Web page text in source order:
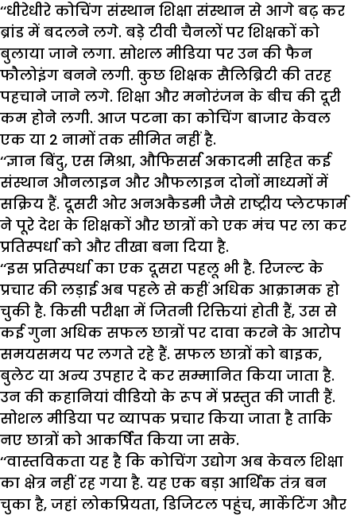
‘‘धीरेधीरे कोचिंग संस्थान शिक्षा संस्थान से आगे बढ़ कर
ब्रांड में बदलने लगे. बड़े टीवी चैनलों पर शिक्षकों को
बुलाया जाने लगा. सोशल मीडिया पर उन की फैन
फौलोइंग बनने लगी. कुछ शिक्षक सैलिब्रिटी की तरह
पहचाने जाने लगे. शिक्षा और मनोरंजन के बीच की दूरी
कम होने लगी. आज पटना का कोचिंग बाजार केवल
एक या 2 नामों तक सीमित नहीं है.
‘‘ज्ञान बिंदु, एस मिश्रा, औफिसर्स अकादमी सहित कई
संस्थान औनलाइन और औफलाइन दोनों माध्यमों में
सक्रिय हैं. दूसरी ओर अनअकैडमी जैसे राष्ट्रीय प्लेटफार्म
ने पूरे देश के शिक्षकों और छात्रों को एक मंच पर ला कर
प्रतिस्पर्धा को और तीखा बना दिया है.
‘‘इस प्रतिस्पर्धा का एक दूसरा पहलू भी है. रिजल्ट के
प्रचार की लड़ाई अब पहले से कहीं अधिक आक्रामक हो
चुकी है. किसी परीक्षा में जितनी रिक्तियां होती हैं, उस से
कई गुना अधिक सफल छात्रों पर दावा करने के आरोप
समयसमय पर लगते रहे हैं. सफल छात्रों को बाइक,
बुलेट या अन्य उपहार दे कर सम्मानित किया जाता है.
उन की कहानियां वीडियो के रूप में प्रस्तुत की जाती हैं.
सोशल मीडिया पर व्यापक प्रचार किया जाता है ताकि
नए छात्रों को आकर्षित किया जा सके.
‘‘वास्तविकता यह है कि कोचिंग उद्योग अब केवल शिक्षा
का क्षेत्र नहीं रह गया है. यह एक बड़ा आर्थिक तंत्र बन
चुका है, जहां लोकप्रियता, डिजिटल पहुंच, मार्केटिंग और